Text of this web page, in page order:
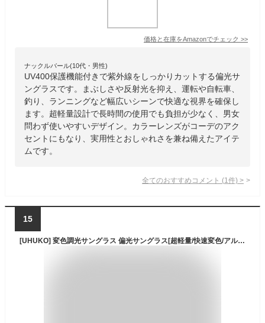
価格と在庫をAmazonでチェック >>
ナックルバール(10代・男性)
UV400保護機能付きで紫外線をしっかりカットする偏光サ
ングラスです。まぶしさや反射光を抑え、運転や自転車、
釣り、ランニングなど幅広いシーンで快適な視界を確保し
ます。超軽量設計で長時間の使用でも負担が少なく、男女
問わず使いやすいデザイン。カラーレンズがコーデのアク
セントにもなり、実用性とおしゃれさを兼ね備えたアイテ
ムです。
全てのおすすめコメント (1 件) >
15
[UHUKO] 変色調光サングラス 偏光サングラス[超軽量/快速変色/アルミニウム・マグネシウム合金材] 男女兼用 調光レンズ スポーツサングラス 紫外線感知 UV400 釣り 自転車 ゴルフ 運転 ドライブアウトドア 登山 調光 (グレー)